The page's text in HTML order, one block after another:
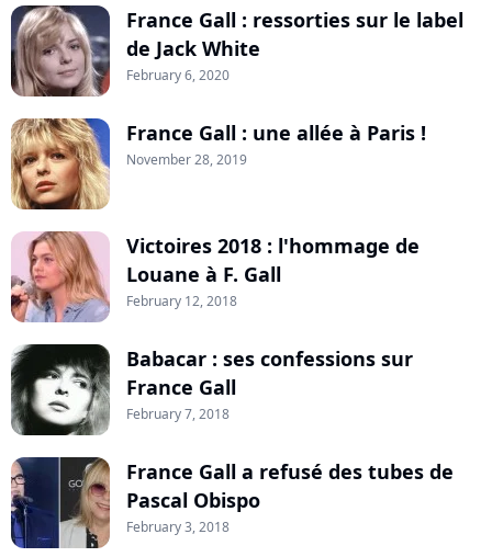
France Gall : ressorties sur le label
de Jack White
February 6, 2020
France Gall : une allée à Paris !
November 28, 2019
Victoires 2018 : l'hommage de
Louane à F. Gall
February 12, 2018
Babacar : ses confessions sur
France Gall
February 7, 2018
France Gall a refusé des tubes de
Pascal Obispo
February 3, 2018